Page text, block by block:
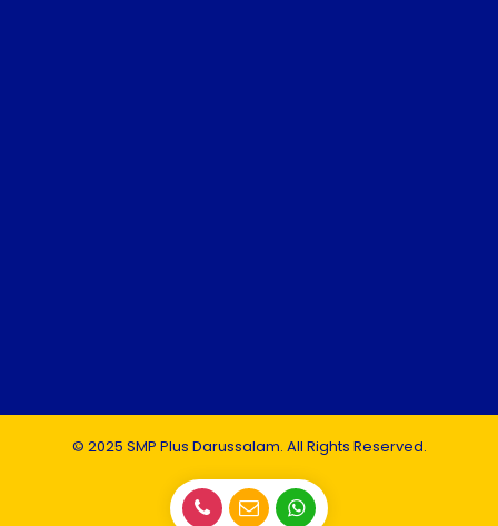
© 2025 SMP Plus Darussalam. All Rights Reserved.